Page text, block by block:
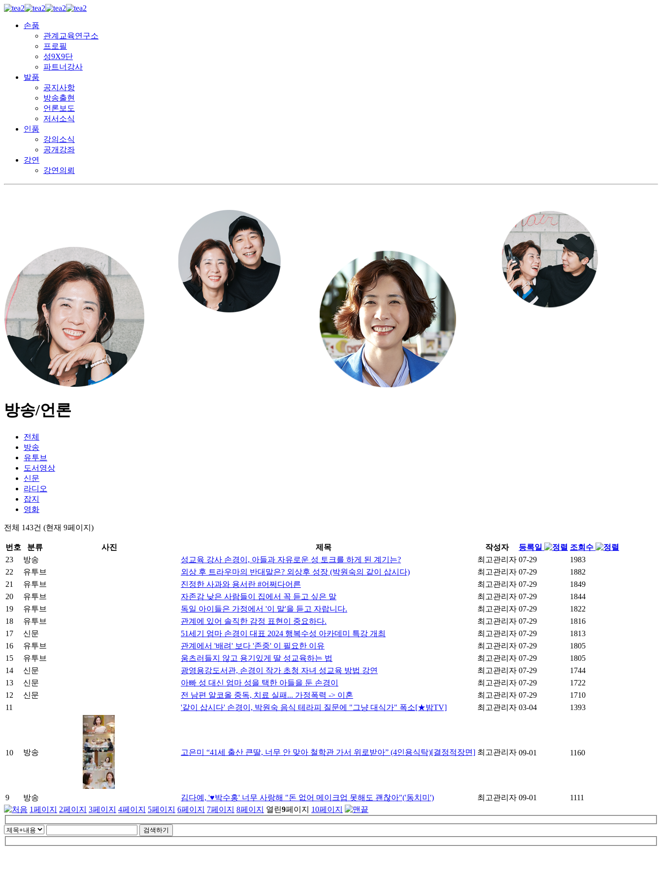
손품
관계교육연구소
프로필
성9X9단
파트너강사
발품
공지사항
방송출현
언론보도
저서소식
인품
강의소식
공개강좌
강연
강연의뢰
방송/언론
전체
방송
유투브
도서영상
신문
라디오
잡지
영화
전체 143건 (현재 9페이지)
번호 분류 사진 제목 작성자 등록일
조회수
23
방송 성교육 강사 손경이, 아들과 자유로운 성 토크를 하게 된 계기는? 최고관리자 07-29
1983
22
유투브 외상 후 트라우마의 반대말은? 외상후 성장 (박원숙의 같이 삽시다) 최고관리자 07-29
1882
21
유투브 진정한 사과와 용서란 #어쩌다어른 최고관리자 07-29
1849
20
유투브 자존감 낮은 사람들이 집에서 꼭 듣고 싶은 말 최고관리자 07-29
1844
19
유투브 독일 아이들은 가정에서 '이 말'을 듣고 자랍니다. 최고관리자 07-29
1822
18
유투브 관계에 있어 솔직한 감정 표현이 중요하다. 최고관리자 07-29
1816
17
신문 51세기 엄마 손경이 대표 2024 행복수성 아카데미 특강 개최 최고관리자 07-29
1813
16
유투브 관계에서 '배려' 보다 '존중' 이 필요한 이유 최고관리자 07-29
1805
15
유투브 움츠러들지 않고 용기있게 딸 성교육하는 법 최고관리자 07-29
1805
14
신문 광영용강도서관, 손경이 작가 초청 자녀 성교육 방법 강연 최고관리자 07-29
1744
13
신문 아빠 성 대신 엄마 성을 택한 아들을 둔 손경이 최고관리자 07-29
1722
12
신문 전 남편 알코올 중독, 치료 실패... 가정폭력 -> 이혼 최고관리자 07-29
1710
11
'같이 삽시다' 손경이, 박원숙 음식 테라피 질문에 "그냥 대식가" 폭소[★밤TV] 최고관리자 03-04 1393
10 방송 고은미 “41세 출산 큰딸, 너무 안 맞아 철학관 가서 위로받아” (4인용식탁)[결정적장면] 최고관리자 09-01 1160
9 방송 김다예, '♥박수홍' 너무 사랑해 "돈 없어 메이크업 못해도 괜찮아"('동치미') 최고관리자 09-01
1111
1페이지 2페이지 3페이지 4페이지 5페이지 6페이지 7페이지 8페이지 열린9페이지 10페이지
검색하기